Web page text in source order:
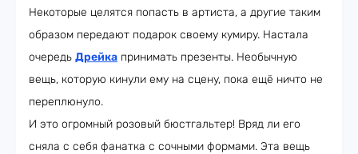
Некоторые целятся попасть в артиста, а другие таким
образом передают подарок своему кумиру. Настала
очередь Дрейка принимать презенты. Необычную
вещь, которую кинули ему на сцену, пока ещё ничто не
переплюнуло.
И это огромный розовый бюстгальтер! Вряд ли его
сняла с себя фанатка с сочными формами. Эта вещь